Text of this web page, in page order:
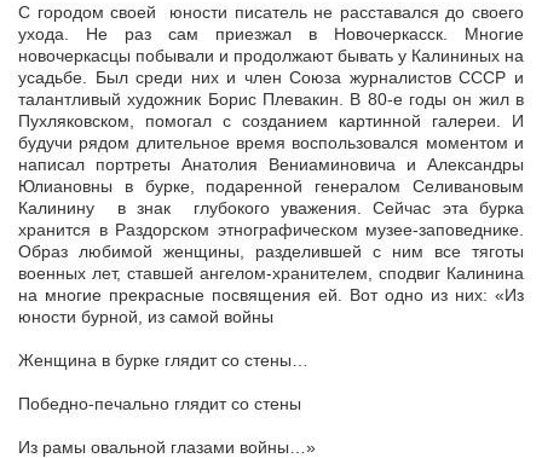
С городом своей юности писатель не расставался до своего
ухода. Не раз сам приезжал в Новочеркасск. Многие
новочеркасцы побывали и продолжают бывать у Калининых на
усадьбе. Был среди них и член Союза журналистов СССР и
талантливый художник Борис Плевакин. В 80-е годы он жил в
Пухляковском, помогал с созданием картинной галереи. И
будучи рядом длительное время воспользовался моментом и
написал портреты Анатолия Вениаминовича и Александры
Юлиановны в бурке, подаренной генералом Селивановым
Калинину в знак глубокого уважения. Сейчас эта бурка
хранится в Раздорском этнографическом музее-заповеднике.
Образ любимой женщины, разделившей с ним все тяготы
военных лет, ставшей ангелом-хранителем, сподвиг Калинина
на многие прекрасные посвящения ей. Вот одно из них: «Из
юности бурной, из самой войны
Женщина в бурке глядит со стены…
Победно-печально глядит со стены
Из рамы овальной глазами войны…»